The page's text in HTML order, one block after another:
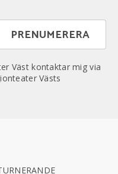
Väst kontaktar mig via
Västs